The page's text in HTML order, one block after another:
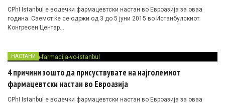
CPhI Istanbul е водечки фармацевтски настан во Евроазија за оваа
година. Саемот ќе се одржи од 3 до 5 јуни 2015 во Истанбулскиот
Конгресен Центар…
НАСТАНИ
4 причини зошто да присуствувате на најголемиот
фармацевтски настан во Евроазија
CPhI Istanbul е водечки фармацевтски настан во Евроазија за оваа